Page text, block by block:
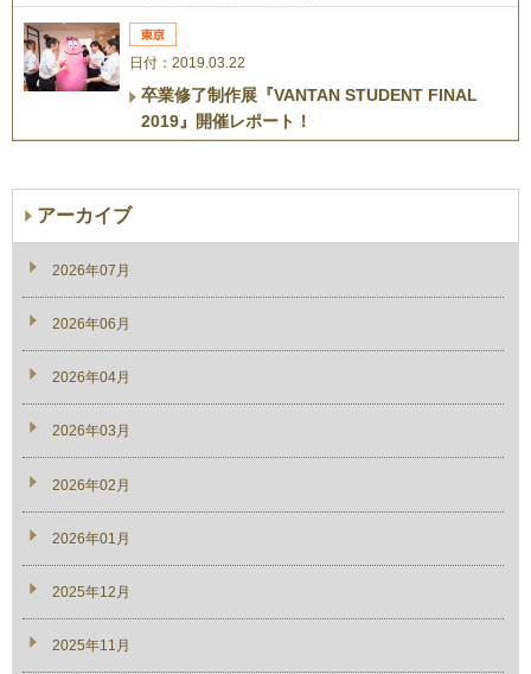
日付：2019.03.22
卒業修了制作展『VANTAN STUDENT FINAL
2019』開催レポート！
アーカイブ
2026年07月
2026年06月
2026年04月
2026年03月
2026年02月
2026年01月
2025年12月
2025年11月